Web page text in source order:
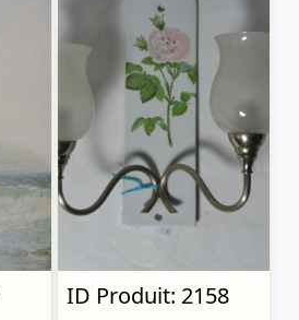
ID Produit: 2158